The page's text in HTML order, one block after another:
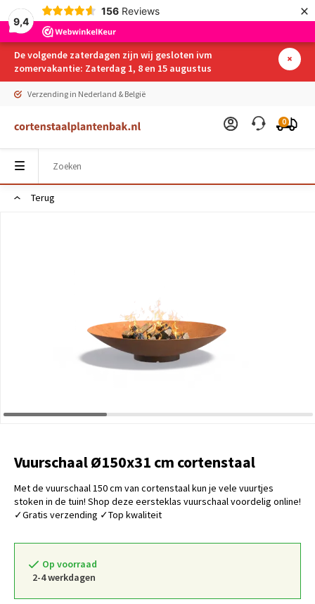
9,4
156 Reviews ×
De volgende zaterdagen zijn wij gesloten ivm
zomervakantie: Zaterdag 1, 8 en 15 augustus
Verzending in Nederland & België
0
Terug
Vuurschaal Ø150x31 cm cortenstaal
Met de vuurschaal 150 cm van cortenstaal kun je vele vuurtjes
stoken in de tuin! Shop deze eersteklas vuurschaal voordelig online!
✓Gratis verzending ✓Top kwaliteit
Op voorraad
2-4 werkdagen